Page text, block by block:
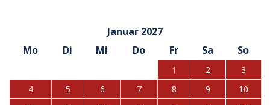
Januar 2027
Mo
Di Mi Do Fr Sa So
1 2
3
4
5 6 7 8 9
10